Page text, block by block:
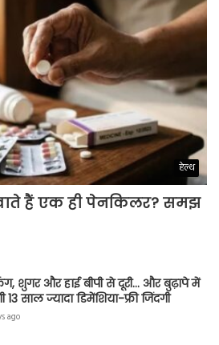
हेल्थ
खाते हैं एक ही पेनकिलर? समझ
शुगर और हाई बीपी से दूरी… और बुढ़ापे में
13 साल ज्यादा डिमेंशिया-फ्री जिंदगी
ago